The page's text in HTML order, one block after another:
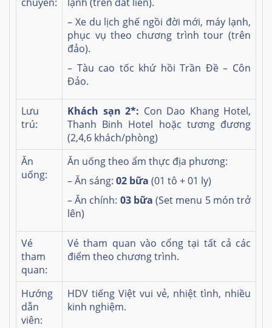
chuyển:
lạnh (trên đất liền).
– Xe du lịch ghế ngồi đời mới, máy lạnh,
phục vụ theo chương trình tour (trên
đảo).
– Tàu cao tốc khứ hồi Trần Đề – Côn
Đảo.
Lưu
trú:
Khách sạn 2*: Con Dao Khang Hotel,
Thanh Binh Hotel hoặc tương đương
(2,4,6 khách/phòng)
Ăn
uống:
Ăn uống theo ẩm thực địa phương:
– Ăn sáng: 02 bữa (01 tô + 01 ly)
– Ăn chính: 03 bữa(Set menu 5 món trở
lên)
Vé
tham
quan:
Vé tham quan vào cổng tại tất cả các
điểm theo chương trình.
Hướng
dẫn
viên:
HDV tiếng Việt vui vẻ, nhiệt tình, nhiều
kinh nghiệm.